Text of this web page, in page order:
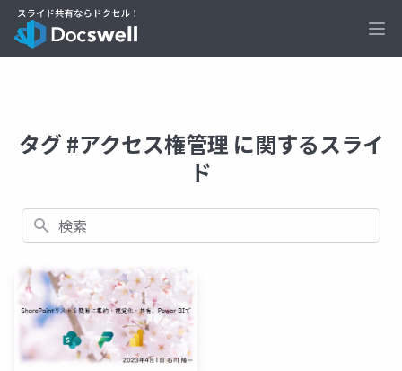
タグ #アクセス権管理 に関するスライ
ド
検索